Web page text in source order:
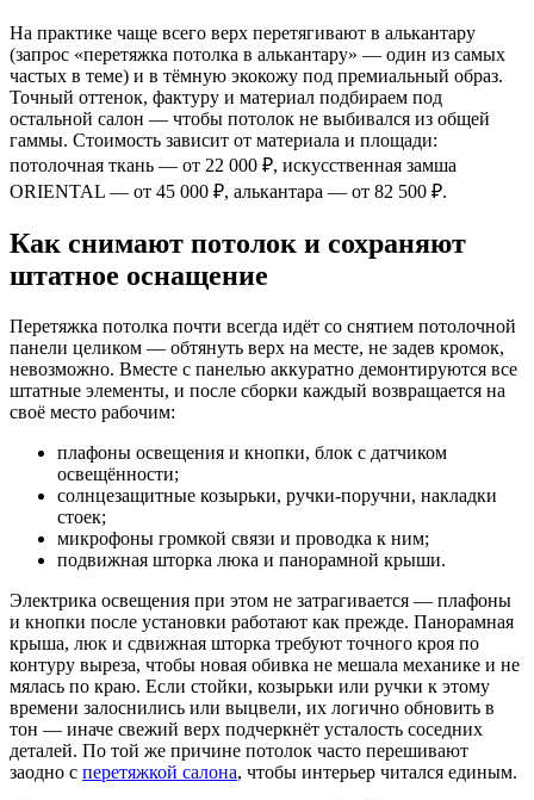
На практике чаще всего верх перетягивают в алькантару
(запрос «перетяжка потолка в алькантару» — один из самых
частых в теме) и в тёмную экокожу под премиальный образ.
Точный оттенок, фактуру и материал подбираем под
остальной салон — чтобы потолок не выбивался из общей
гаммы. Стоимость зависит от материала и площади:
потолочная ткань — от 22 000 ₽, искусственная замша
ORIENTAL — от 45 000 ₽, алькантара — от 82 500 ₽.
Как снимают потолок и сохраняют
штатное оснащение
Перетяжка потолка почти всегда идёт со снятием потолочной
панели целиком — обтянуть верх на месте, не задев кромок,
невозможно. Вместе с панелью аккуратно демонтируются все
штатные элементы, и после сборки каждый возвращается на
своё место рабочим:
плафоны освещения и кнопки, блок с датчиком
освещённости;
солнцезащитные козырьки, ручки-поручни, накладки
стоек;
микрофоны громкой связи и проводка к ним;
подвижная шторка люка и панорамной крыши.
Электрика освещения при этом не затрагивается — плафоны
и кнопки после установки работают как прежде. Панорамная
крыша, люк и сдвижная шторка требуют точного кроя по
контуру выреза, чтобы новая обивка не мешала механике и не
мялась по краю. Если стойки, козырьки или ручки к этому
времени залоснились или выцвели, их логично обновить в
тон — иначе свежий верх подчеркнёт усталость соседних
деталей. По той же причине потолок часто перешивают
заодно с перетяжкой салона, чтобы интерьер читался единым.